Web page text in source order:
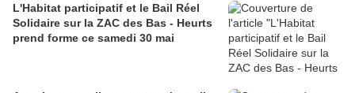
L'Habitat participatif et le Bail Réel
Solidaire sur la ZAC des Bas - Heurts
prend forme ce samedi 30 mai